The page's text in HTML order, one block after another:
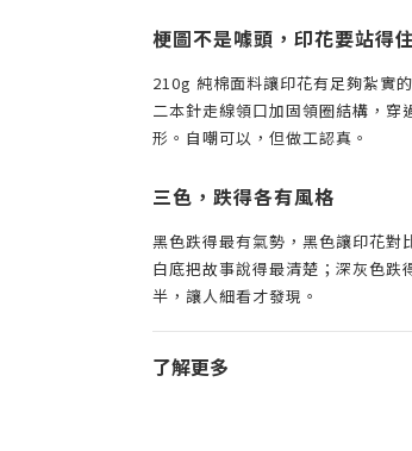
梗圖不是噱頭，印花要站得住
210g 純棉面料讓印花有足夠紮實
二本針走線領口加固領圈結構，穿
形。自嘲可以，但做工認真。
三色，跌得各有風格
黑色跌得最有氣勢，黑色讓印花對
白底把故事說得最清楚；深灰色跌
半，讓人細看才發現。
了解更多